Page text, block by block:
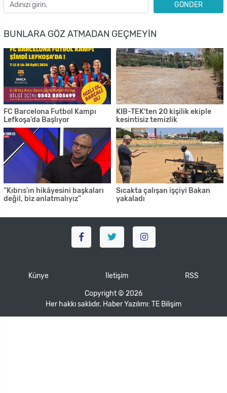
GÖNDER
BUNLARA GÖZ ATMADAN GEÇMEYIN
FC Barcelona Futbol Kampı
Lefkoşa’da Başlıyor
KIB-TEK'ten 20 kişilik ekiple
kesintisiz temizlik
“Kıbrıs’ın hikâyesini başkaları
değil, biz anlatmalıyız”
Sıcakta çalışan işçiyi Bakan
yakaladı
Künye İletişim RSS
Copyright © 2026
Her hakkı saklıdır. Haber Yazılımı: TE Bilişim